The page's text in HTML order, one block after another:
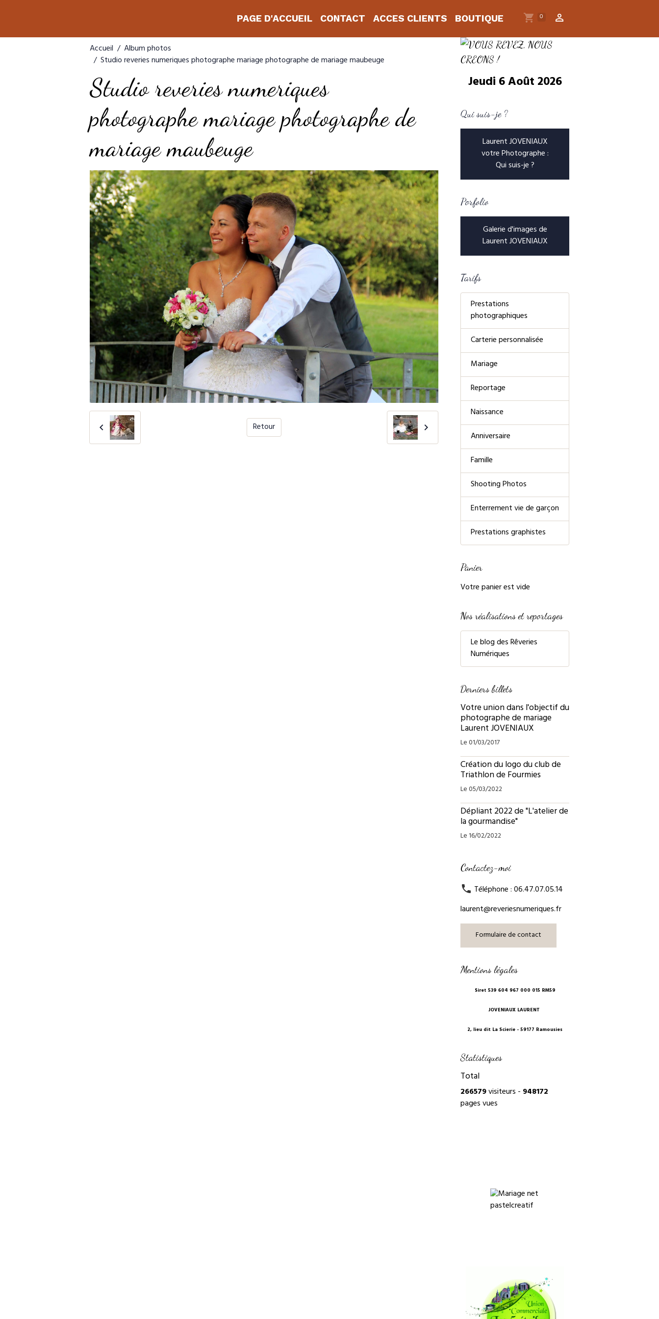
PAGE D'ACCUEIL CONTACT ACCES CLIENTS BOUTIQUE 0
Accueil
Album photos
Studio reveries numeriques photographe mariage photographe de mariage maubeuge
Studio reveries numeriques
photographe mariage photographe de
mariage maubeuge
Retour
Jeudi 6 Août 2026
Qui suis-je ?
Laurent JOVENIAUX
votre Photographe :
Qui suis-je ?
Porfolio
Galerie d'images de
Laurent JOVENIAUX
Tarifs
Prestations
photographiques
Carterie personnalisée
Mariage
Reportage
Naissance
Anniversaire
Famille
Shooting Photos
Enterrement vie de garçon
Prestations graphistes
Panier
Votre panier est vide
Nos réalisations et reportages
Le blog des Rêveries
Numériques
Derniers billets
Votre union dans l'objectif du
photographe de mariage
Laurent JOVENIAUX
Le 01/03/2017
Création du logo du club de
Triathlon de Fourmies
Le 05/03/2022
Dépliant 2022 de "L'atelier de
la gourmandise"
Le 16/02/2022
Contactez-moi
Téléphone : 06.47.07.05.14
laurent@reveriesnumeriques.fr
Formulaire de contact
Mentions légales
Siret 539 604 967 000 015 RM59
JOVENIAUX LAURENT
2, lieu dit La Scierie - 59177 Ramousies
Statistiques
Total
266579visiteurs - 948172
pages vues